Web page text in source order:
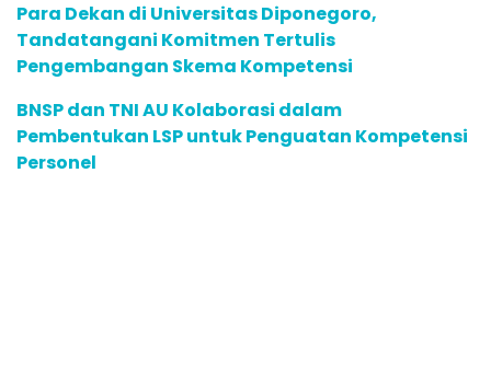
Para Dekan di Universitas Diponegoro,
Tandatangani Komitmen Tertulis
Pengembangan Skema Kompetensi
BNSP dan TNI AU Kolaborasi dalam
Pembentukan LSP untuk Penguatan Kompetensi
Personel